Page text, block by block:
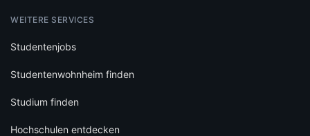
WEITERE SERVICES
Studentenjobs
Studentenwohnheim finden
Studium finden
Hochschulen entdecken